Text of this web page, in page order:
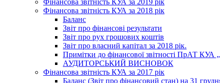
Фінансова звітність КУА за 2019 рік
Фінансова звітність КУА за 2018 рік
Баланс
Звіт про фінансові результати
Звіт про рух грошових коштів
Звіт про власний капітал за 2018 рік.
Примітки до фінансової звітності ПрАТ КУА
АУДИТОРСЬКИЙ ВИСНОВОК
Фінансова звітність КУА за 2017 рік
Баланс (Звіт про фінансовий стан) на 31